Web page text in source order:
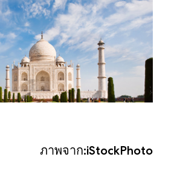
ภาพจาก:iStockPhoto